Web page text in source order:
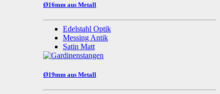
Ø16mm aus Metall
Edelstahl Optik
Messing Antik
Satin Matt
Ø19mm aus Metall